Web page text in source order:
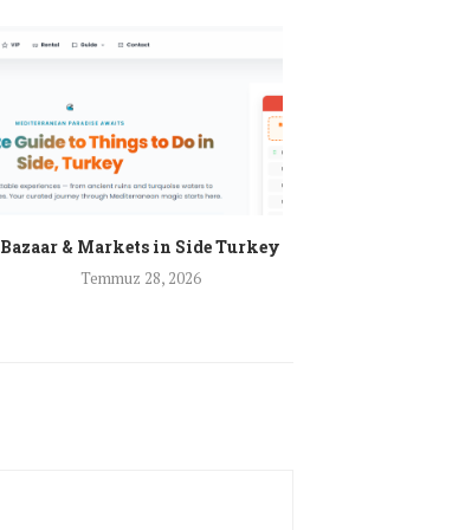
Bazaar & Markets in Side Turkey
Temmuz 28, 2026